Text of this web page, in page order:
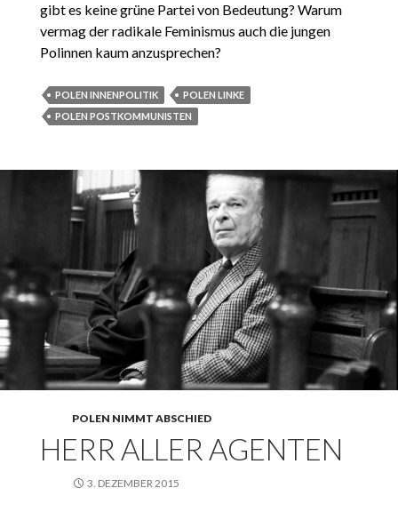
gibt es keine grüne Partei von Bedeutung? Warum
vermag der radikale Feminismus auch die jungen
Polinnen kaum anzusprechen?
POLEN INNENPOLITIK
POLEN LINKE
POLEN POSTKOMMUNISTEN
POLEN NIMMT ABSCHIED
HERR ALLER AGENTEN
3. DEZEMBER 2015